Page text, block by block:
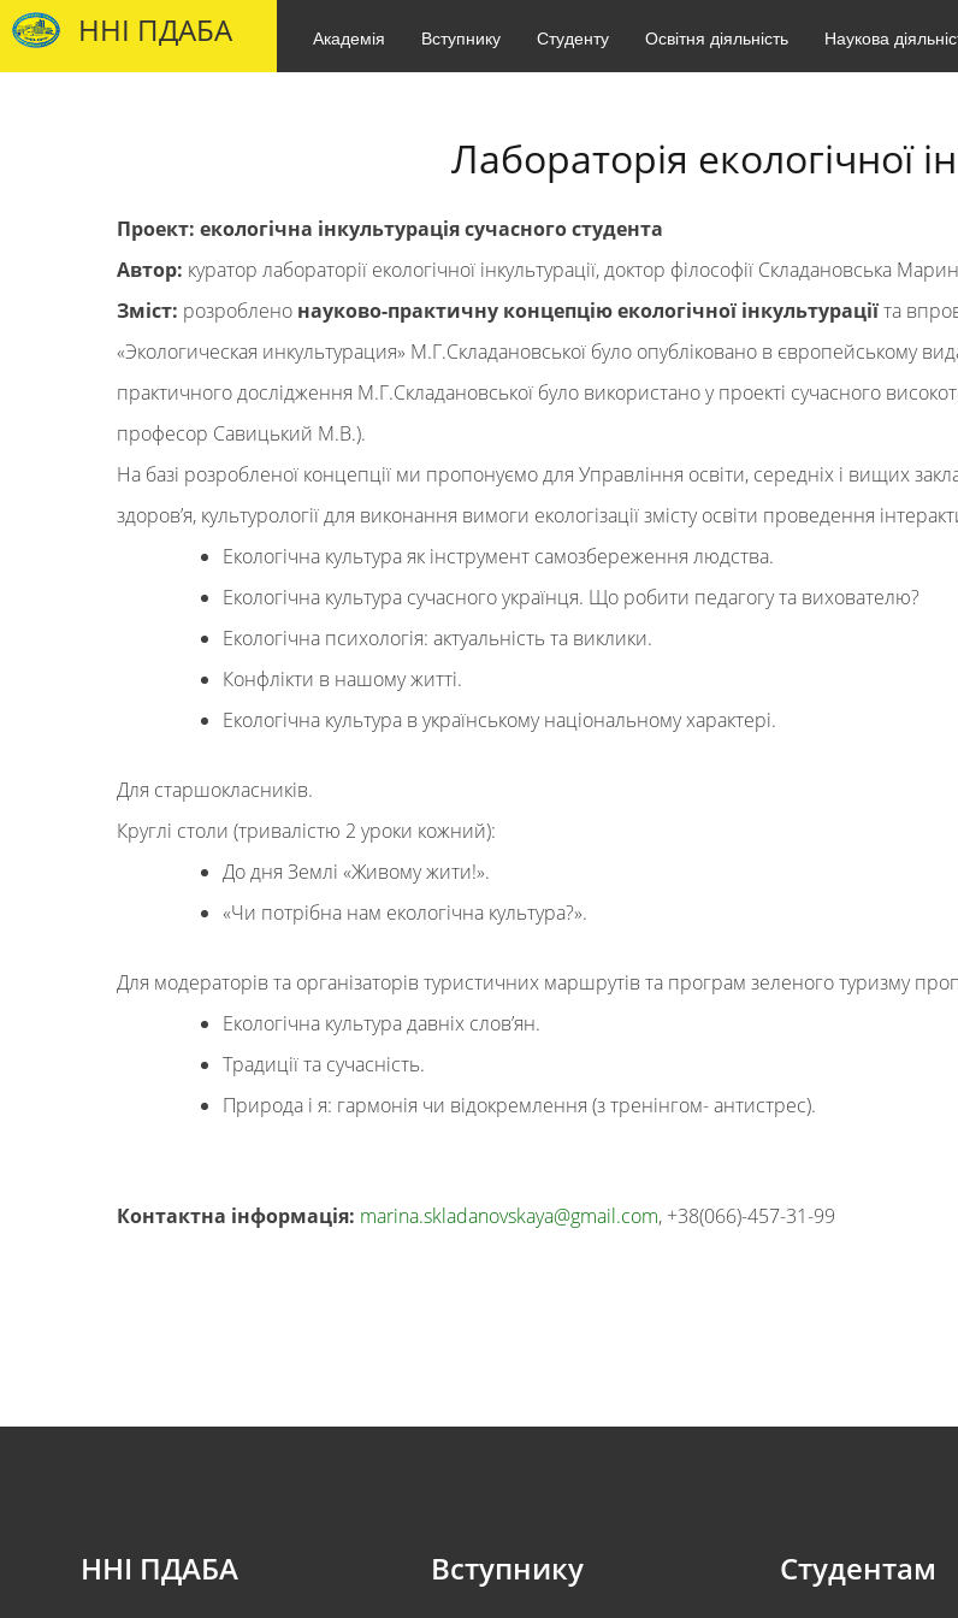
ННІ ПДАБА Академія Вступнику Студенту Освітня діяльність Наукова
Лабораторія екологічної
Проект: екологічна інкультурація сучасного студента
Автор: куратор лабораторії екологічної інкультурації, доктор філософії Складановська
Зміст: розроблено науково-практичну концепцію екологічної інкультураціїта
«Экологическая инкультурация» М.Г.Складановської було опубліковано в європейському
практичного дослідження М.Г.Складановської було використано у проекті сучасного
професор Савицький М.В.).
На базі розробленої концепції ми пропонуємо для Управління освіти, середніх і вищих
здоров’я, культурології для виконання вимоги екологізації змісту освіти проведення
Екологічна культура як інструмент самозбереження людства.
Екологічна культура сучасного українця. Що робити педагогу та вихователю?
Екологічна психологія: актуальність та виклики.
Конфлікти в нашому житті.
Екологічна культура в українському національному характері.
Для старшокласників.
Круглі столи (тривалістю 2 уроки кожний):
До дня Землі «Живому жити!».
«Чи потрібна нам екологічна культура?».
Для модераторів та організаторів туристичних маршрутів та програм зеленого туризму
Екологічна культура давніх слов’ян.
Традиції та сучасність.
Природа і я: гармонія чи відокремлення (з тренінгом- антистрес).
Контактна інформація: marina.skladanovskaya@gmail.com, +38(066)-457-31-99
ННІ ПДАБА Вступнику Студентам